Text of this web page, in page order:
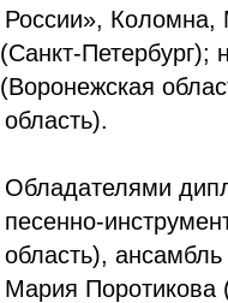
России», Коломна,
(Санкт-Петербург);
(Воронежская
область).
Обладателями
песенно-
область), ансамбль
Мария Поротикова